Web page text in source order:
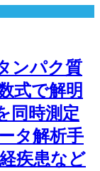
ンパク質
式で解明
同時測定
タ解析手
疾患など